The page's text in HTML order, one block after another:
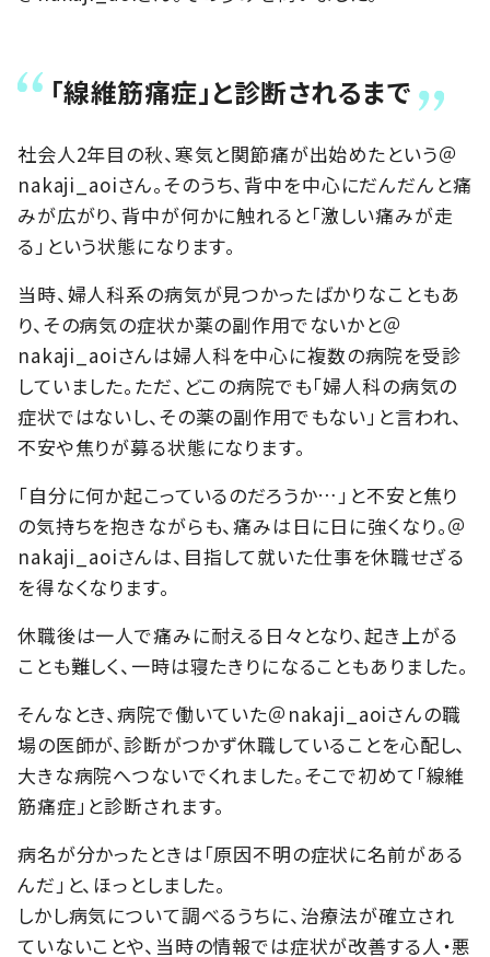
「線維筋痛症」と診断されるまで
社会人2年目の秋、寒気と関節痛が出始めたという＠
nakaji_aoiさん。そのうち、背中を中心にだんだんと痛
みが広がり、背中が何かに触れると「激しい痛みが走
る」という状態になります。
当時、婦人科系の病気が見つかったばかりなこともあ
り、その病気の症状か薬の副作用でないかと＠
nakaji_aoiさんは婦人科を中心に複数の病院を受診
していました。ただ、どこの病院でも「婦人科の病気の
症状ではないし、その薬の副作用でもない」と言われ、
不安や焦りが募る状態になります。
「自分に何か起こっているのだろうか…」と不安と焦り
の気持ちを抱きながらも、痛みは日に日に強くなり。＠
nakaji_aoiさんは、目指して就いた仕事を休職せざる
を得なくなります。
休職後は一人で痛みに耐える日々となり、起き上がる
ことも難しく、一時は寝たきりになることもありました。
そんなとき、病院で働いていた＠nakaji_aoiさんの職
場の医師が、診断がつかず休職していることを心配し、
大きな病院へつないでくれました。そこで初めて「線維
筋痛症」と診断されます。
病名が分かったときは「原因不明の症状に名前がある
んだ」と、ほっとしました。
しかし病気について調べるうちに、治療法が確立され
ていないことや、当時の情報では症状が改善する人・悪